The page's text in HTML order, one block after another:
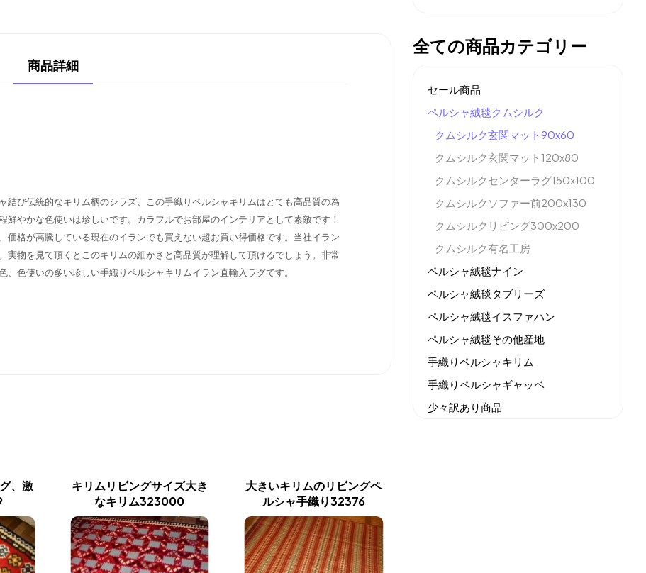
商品詳細
び伝統的なキリム柄のシラズ、この手織りペルシャキリムはとても高品質の為
やかな色使いは珍しいです。カラフルでお部屋のインテリアとして素敵です！
価格が高騰している現在のイランでも買えない超お買い得価格です。当社イラン
実物を見て頂くとこのキリムの細かさと高品質が理解して頂けるでしょう。非常
色使いの多い珍しい手織りペルシャキリムイラン直輸入ラグです。
、激
キリムリビングサイズ大き
なキリム323000
大きいキリムのリビングペ
ルシャ手織り32376
全ての商品カテゴリー
セール商品
ペルシャ絨毯クムシルク
クムシルク玄関マット90x60
クムシルク玄関マット120x80
クムシルクセンターラグ150x100
クムシルクソファー前200x130
クムシルクリビング300x200
クムシルク有名工房
ペルシャ絨毯ナイン
ペルシャ絨毯タブリーズ
ペルシャ絨毯イスファハン
ペルシャ絨毯その他産地
手織りペルシャキリム
手織りペルシャギャッベ
少々訳あり商品